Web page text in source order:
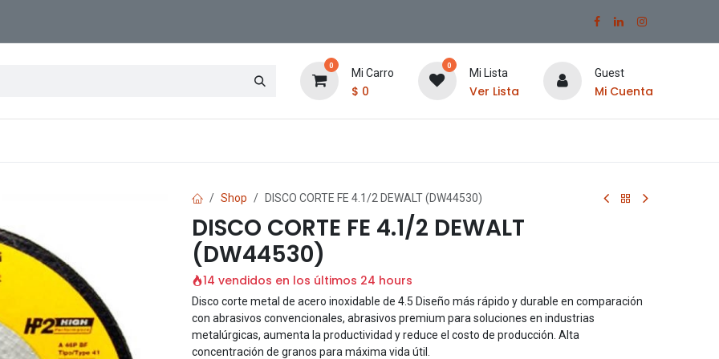
0
Mi Carro
$ 0
0
Mi Lista
Ver Lista
Guest
Mi Cuenta
Shop DISCO CORTE FE 4.1/2 DEWALT (DW44530)
DISCO CORTE FE 4.1/2 DEWALT
(DW44530)
14 vendidos en los últimos 24 hours
Disco corte metal de acero inoxidable de 4.5 Diseño más rápido y durable en comparación
con abrasivos convencionales, abrasivos premium para soluciones en industrias
metalúrgicas, aumenta la productividad y reduce el costo de producción. Alta
concentración de granos para máxima vida útil.